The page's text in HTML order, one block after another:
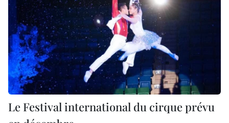
Le Festival international du cirque prévu